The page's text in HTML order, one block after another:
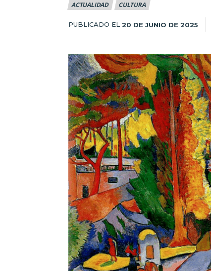
ACTUALIDAD CULTURA
PUBLICADO EL 20 DE JUNIO DE 2025